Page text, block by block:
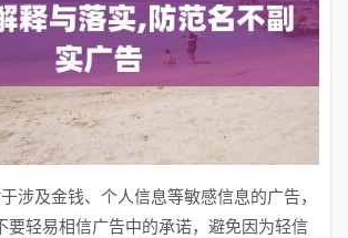
涉及金钱、个人信息等敏感信息的广告，
要轻易相信广告中的承诺，避免因为轻信